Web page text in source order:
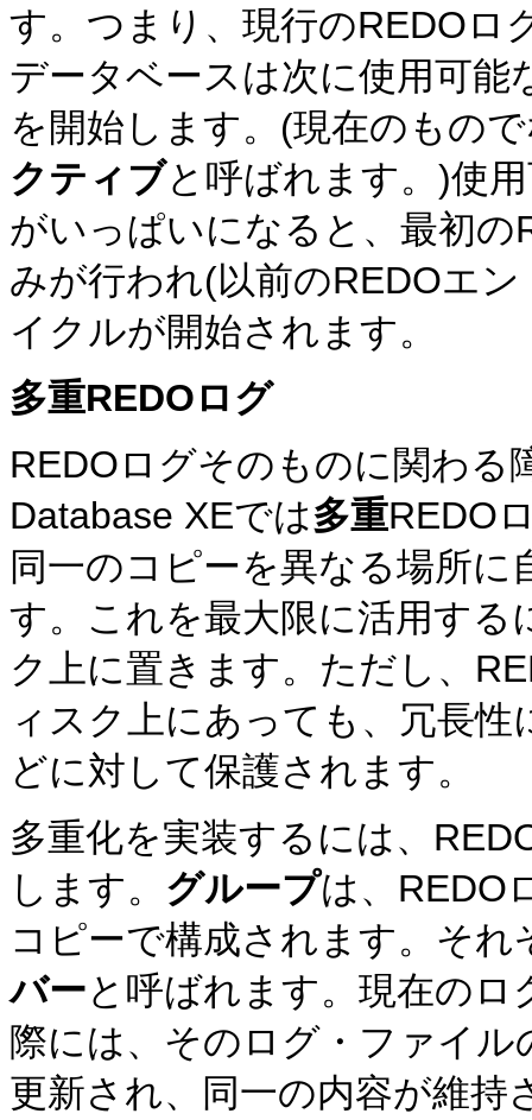
す。つまり、現行のREDOロ
データベースは次に使用可
を開始します。(現在のもの
クティブと呼ばれます。)使
がいっぱいになると、最初
みが行われ(以前のREDOエ
イクルが開始されます。
多重REDOログ
REDOログそのものに関わる
Database XEでは多重REDO
同一のコピーを異なる場所
す。これを最大限に活用す
ク上に置きます。ただし、
ィスク上にあっても、冗長
どに対して保護されます。
多重化を実装するには、
します。 グループは、REDO
コピーで構成されます。そ
バーと呼ばれます。現在の
際には、そのログ・ファイ
更新され、同一の内容が維持